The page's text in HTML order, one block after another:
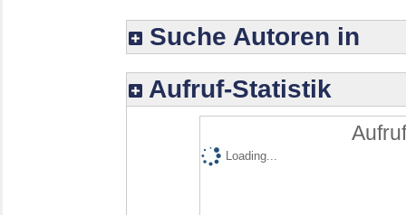
Suche Autoren in
Aufruf-Statistik
Loading...